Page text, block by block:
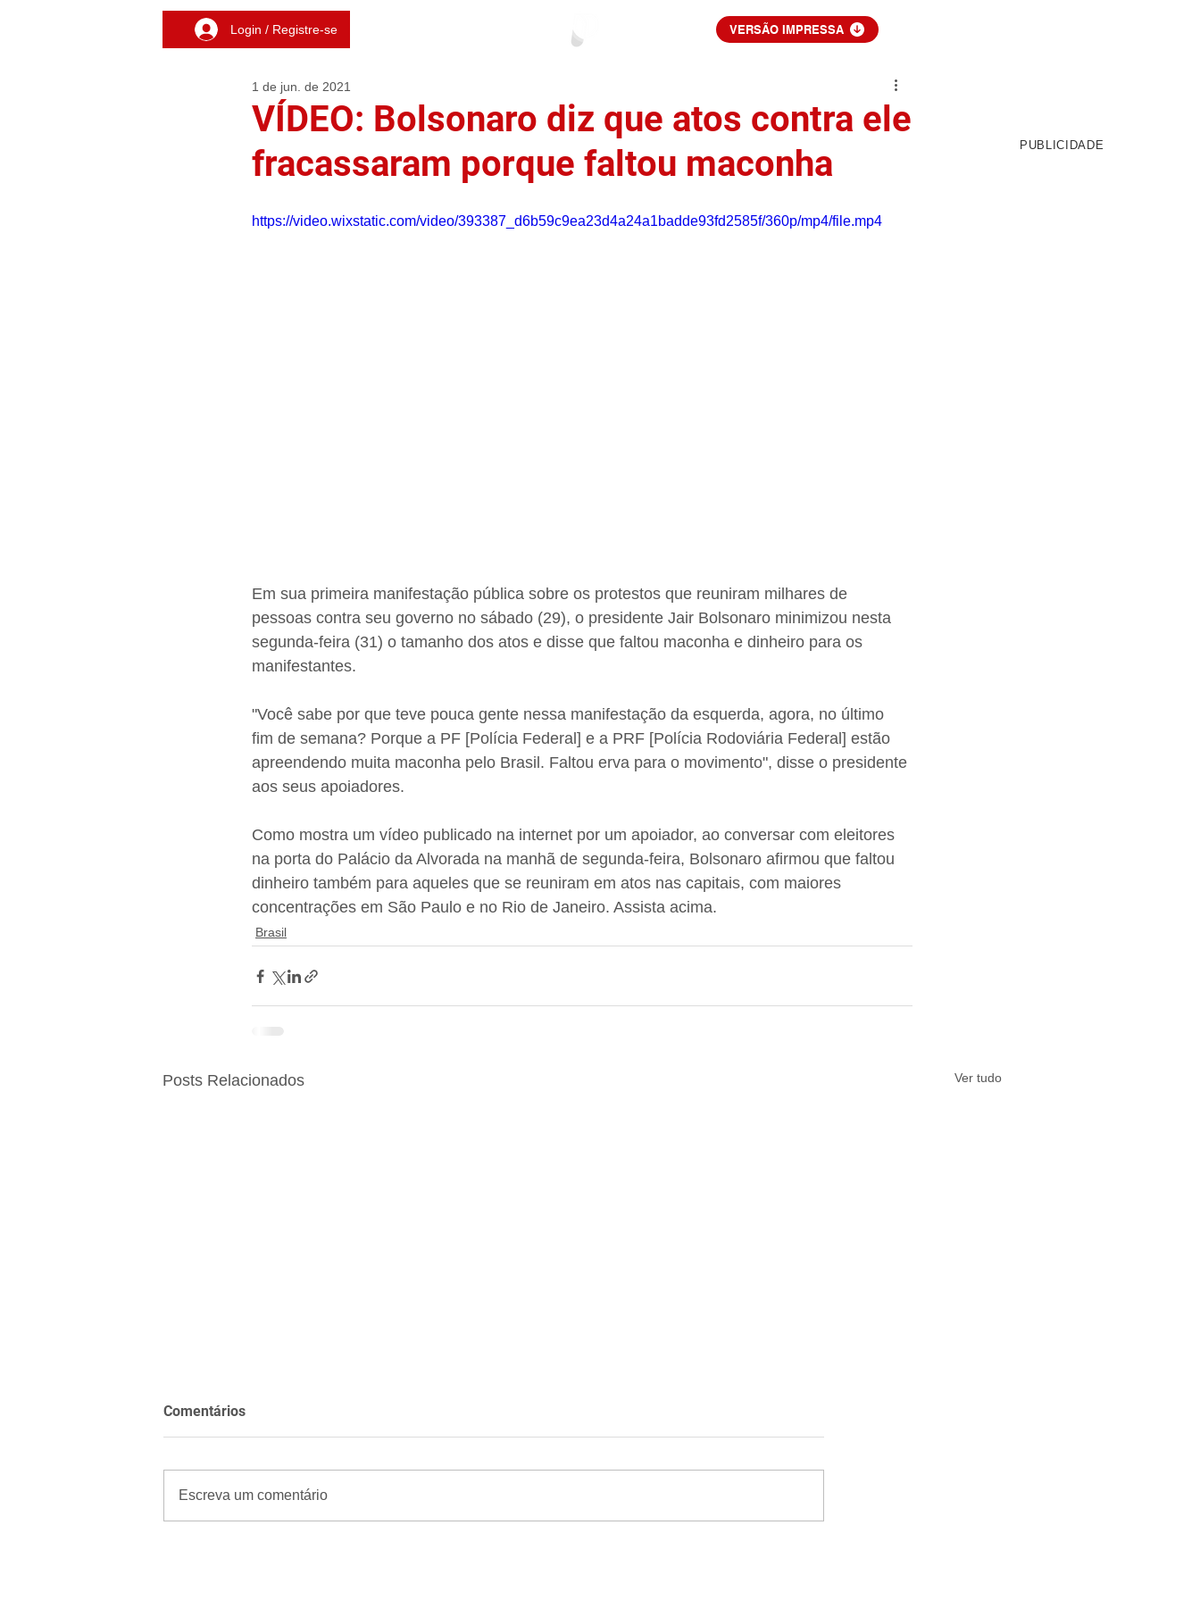
Login / Registre-se VERSÃO IMPRESSA
VÍDEO: Bolsonaro diz que atos contra ele
fracassaram porque faltou maconha
1 de jun. de 2021
https://video.wixstatic.com/video/393387_d6b59c9ea23d4a24a1badde93fd2585f/360p/mp4/file.mp4
Em sua primeira manifestação pública sobre os protestos que reuniram milhares de
pessoas contra seu governo no sábado (29), o presidente Jair Bolsonaro minimizou nesta
segunda-feira (31) o tamanho dos atos e disse que faltou maconha e dinheiro para os
manifestantes.
"Você sabe por que teve pouca gente nessa manifestação da esquerda, agora, no último
fim de semana? Porque a PF [Polícia Federal] e a PRF [Polícia Rodoviária Federal] estão
apreendendo muita maconha pelo Brasil. Faltou erva para o movimento", disse o presidente
aos seus apoiadores.
Como mostra um vídeo publicado na internet por um apoiador, ao conversar com eleitores
na porta do Palácio da Alvorada na manhã de segunda-feira, Bolsonaro afirmou que faltou
dinheiro também para aqueles que se reuniram em atos nas capitais, com maiores
concentrações em São Paulo e no Rio de Janeiro. Assista acima.
Brasil
Posts Relacionados Ver tudo
Comentários
Escreva um comentário
PUBLICIDADE